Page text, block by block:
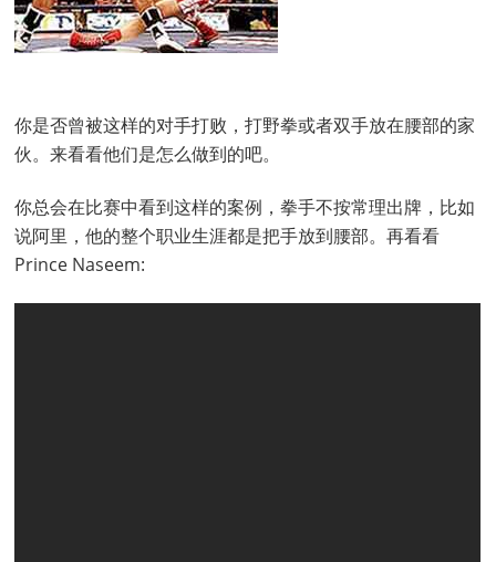
你是否曾被这样的对手打败，打野拳或者双手放在腰部的家
伙。来看看他们是怎么做到的吧。
你总会在比赛中看到这样的案例，拳手不按常理出牌，比如
说阿里，他的整个职业生涯都是把手放到腰部。再看看
Prince Naseem: